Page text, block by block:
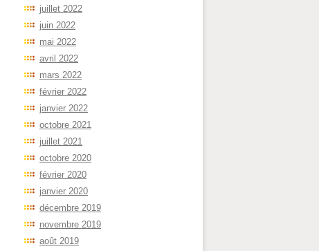
juillet 2022
juin 2022
mai 2022
avril 2022
mars 2022
février 2022
janvier 2022
octobre 2021
juillet 2021
octobre 2020
février 2020
janvier 2020
décembre 2019
novembre 2019
août 2019